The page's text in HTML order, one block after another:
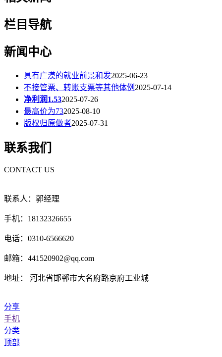
栏目导航
新闻中心
具有广漠的就业前景和发2025-06-23
不接管票、转账支票等其他体例 2025-07-14
净利润1.532025-07-26
最高价为732025-08-10
版权归原做者2025-07-31
联系我们
CONTACT US
联系人：郭经理
手机：18132326655
电话：0310-6566620
邮箱：441520902@qq.com
地址： 河北省邯郸市大名府路京府工业城
分享
手机
分类
顶部